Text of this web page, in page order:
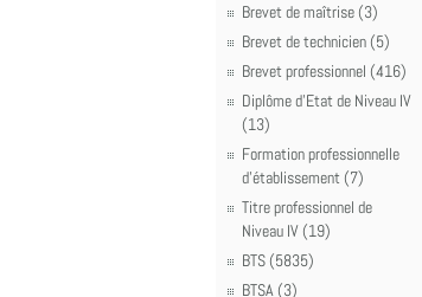
Brevet de maîtrise (3)
Brevet de technicien (5)
Brevet professionnel (416)
Diplôme d'Etat de Niveau IV
(13)
Formation professionnelle
d'établissement (7)
Titre professionnel de
Niveau IV (19)
BTS (5835)
BTSA (3)